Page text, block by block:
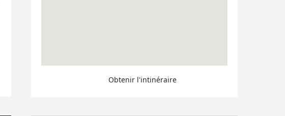
Obtenir l'intinéraire